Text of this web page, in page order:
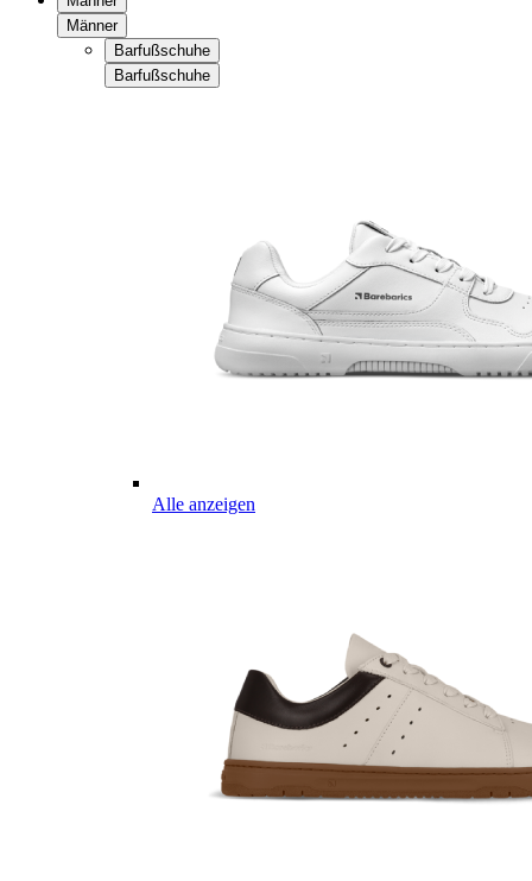
Männer
Barfußschuhe
Barfußschuhe
Alle anzeigen